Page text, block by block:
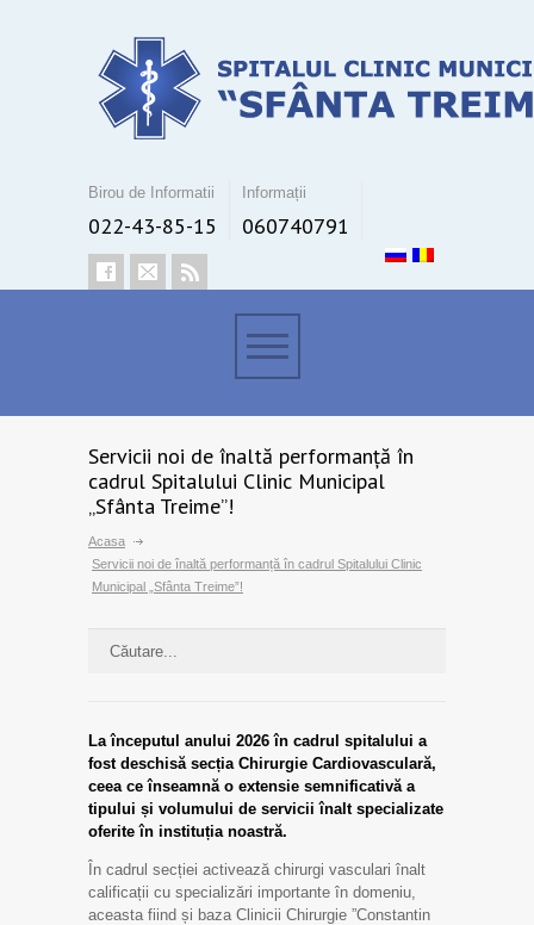
Birou de Informatii
022-43-85-15
Informații
060740791
Servicii noi de înaltă performanță în
cadrul Spitalului Clinic Municipal
„Sfânta Treime”!
Acasa
Servicii noi de înaltă performanță în cadrul Spitalului Clinic
Municipal „Sfânta Treime”!
La începutul anului 2026 în cadrul spitalului a
fost deschisă secția Chirurgie Cardiovasculară,
ceea ce înseamnă o extensie semnificativă a
tipului și volumului de servicii înalt specializate
oferite în instituția noastră.
În cadrul secției activează chirurgi vasculari înalt
calificații cu specializări importante în domeniu,
aceasta fiind și baza Clinicii Chirurgie ”Constantin